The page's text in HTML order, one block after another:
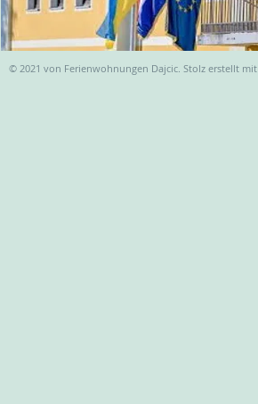
© 2021 von Ferienwohnungen Dajcic. Stolz erstellt mit